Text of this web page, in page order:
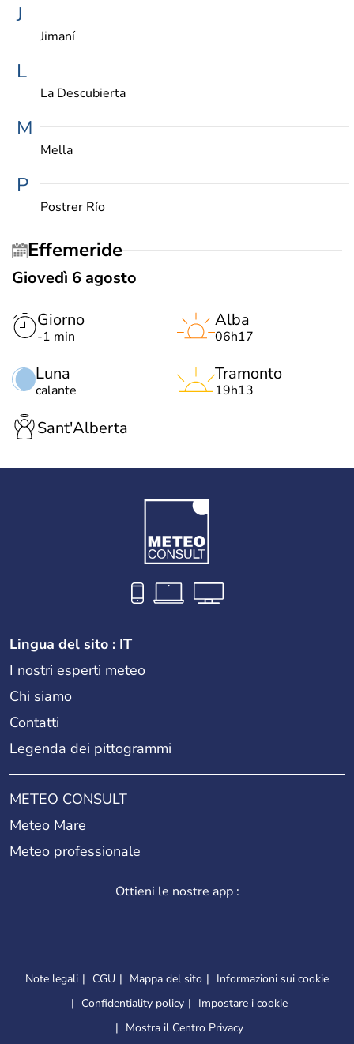
J
Jimaní
L
La Descubierta
M
Mella
P
Postrer Río
Effemeride
Giovedì 6 agosto
Giorno
-1 min
Luna
calante
Alba
06h17
Tramonto
19h13
Sant'Alberta
Lingua del sito : IT
I nostri esperti meteo
Chi siamo
Contatti
Legenda dei pittogrammi
METEO CONSULT
Meteo Mare
Meteo professionale
Ottieni le nostre app :
Note legali CGU Mappa del sito
Informazioni sui cookie
Confidentiality policy
Impostare i cookie
Mostra il Centro Privacy